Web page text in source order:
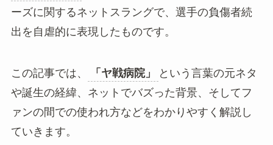
ーズに関するネットスラングで、選手の負傷者続
出を自虐的に表現したものです。
この記事では、 「ヤ戦病院」
という言葉の元ネタ
や誕生の経緯、ネットでバズった背景、そしてフ
ァンの間での使われ方などをわかりやすく解説し
ていきます。